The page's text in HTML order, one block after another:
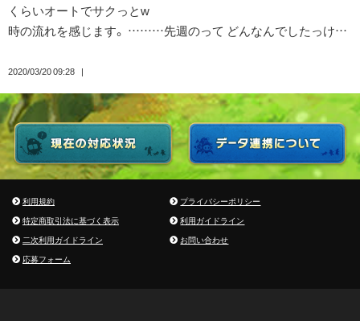
くらいオートでサクっとw
時の流れを感じます。 ………先週のって どんなんでしたっけ…
2020/03/20 09:28
利用規約
プライバシーポリシー
特定商取引法に基づく表示
利用ガイドライン
二次利用ガイドライン
お問い合わせ
応募フォーム